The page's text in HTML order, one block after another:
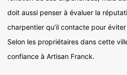
doit aussi penser à évaluer la
charpentier qu’il contacte pour
Selon les propriétaires dans cette
confiance à Artisan Franck.